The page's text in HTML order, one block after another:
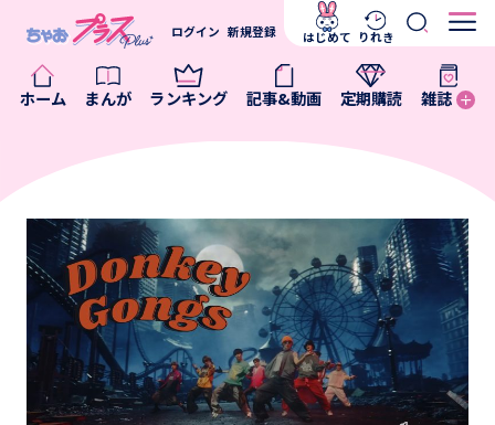
ホーム まんが ランキング 記事&動画 定期購読 雑誌
ログイン 新規登録 はじめて りれき